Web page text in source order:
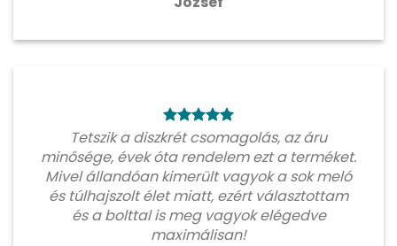
Tetszik a diszkrét csomagolás, az áru
minősége, évek óta rendelem ezt a terméket.
Mivel állandóan kimerült vagyok a sok meló
és túlhajszolt élet miatt, ezért választottam
és a bolttal is meg vagyok elégedve
maximálisan!